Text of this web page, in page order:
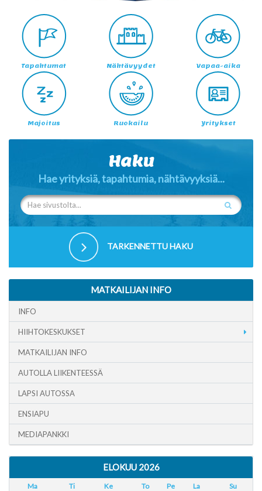
Tapahtumat Nähtävyydet Vapaa-aika
Majoitus Ruokailu Yritykset
Haku
Hae yrityksiä, tapahtumia, nähtävyyksiä...
TARKENNETTU HAKU
MATKAILIJAN INFO
INFO
HIIHTOKESKUKSET
MATKAILIJAN INFO
AUTOLLA LIIKENTEESSÄ
LAPSI AUTOSSA
ENSIAPU
MEDIAPANKKI
ELOKUU 2026
Ma Ti Ke To Pe La
Su